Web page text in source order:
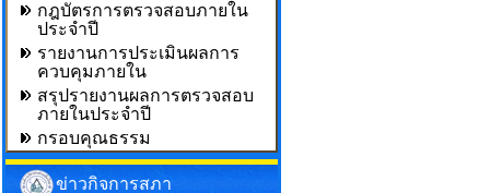
กฎบัตรการตรวจสอบภายใน
ประจำปี
รายงานการประเมินผลการ
ควบคุมภายใน
สรุปรายงานผลการตรวจสอบ
ภายในประจำปี
กรอบคุณธรรม
ข่าวกิจการสภา